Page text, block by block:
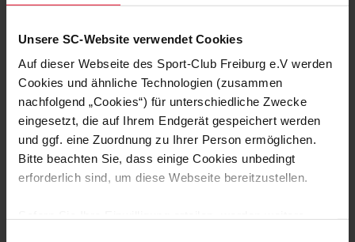
Unsere SC-Website verwendet Cookies
Auf dieser Webseite des Sport-Club Freiburg e.V werden
Cookies und ähnliche Technologien (zusammen
nachfolgend „Cookies“) für unterschiedliche Zwecke
eingesetzt, die auf Ihrem Endgerät gespeichert werden
und ggf. eine Zuordnung zu Ihrer Person ermöglichen.
Bitte beachten Sie, dass einige Cookies unbedingt
erforderlich sind, um diese Webseite bereitzustellen.
004 GmbH
63741 Aschaffenburg
https://www.004gmbh.de/
Ticketsystem
Reservix GmbH
Humboldtstraße 2
79098 Freiburg im Breisgau
Hinweisgebersystem